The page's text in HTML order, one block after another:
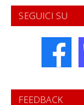
SEGUICI SU
FEEDBACK